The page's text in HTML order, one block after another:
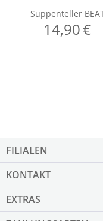
FILIALEN
KONTAKT
EXTRAS